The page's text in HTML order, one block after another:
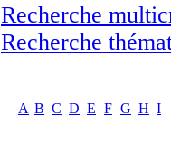
Recherche
Recherche
A B C D E F G H I